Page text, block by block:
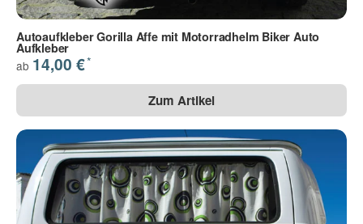
Autoaufkleber Gorilla Affe mit Motorradhelm Biker Auto
Aufkleber
ab 14,00 €*
Zum Artikel